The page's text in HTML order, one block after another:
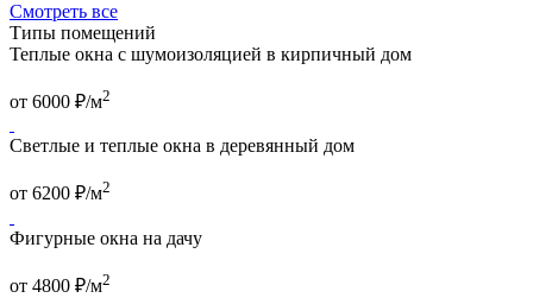
Смотреть все
Типы помещений
Теплые окна с шумоизоляцией в кирпичный дом
от 6000 ₽/м2
Светлые и теплые окна в деревянный дом
от 6200 ₽/м2
Фигурные окна на дачу
от 4800 ₽/м2